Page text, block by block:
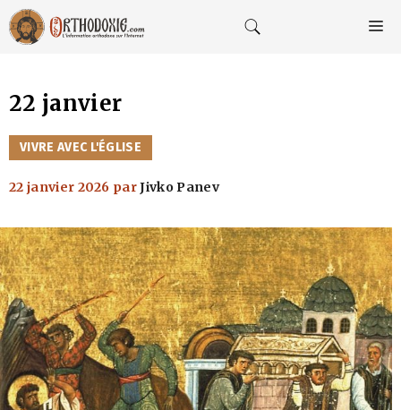
Aller
au
contenu
22 janvier
CATÉGORIES
VIVRE AVEC L'ÉGLISE
22 janvier 2026 parJivko Panev